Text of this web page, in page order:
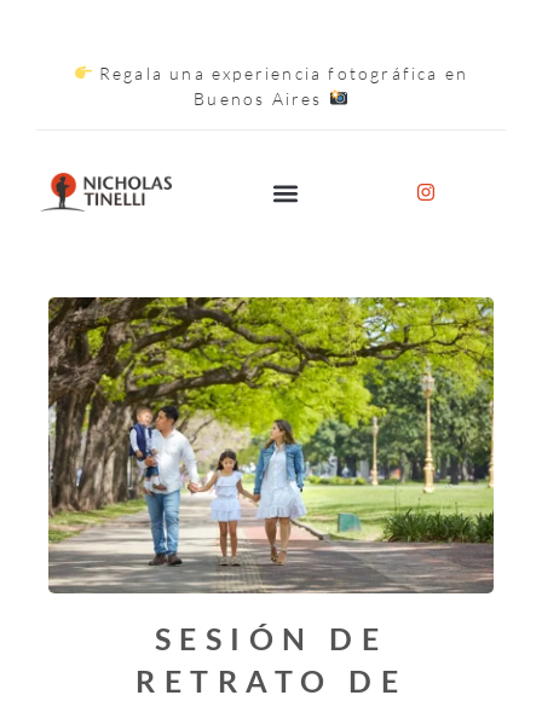
Regala una experiencia fotográfica en
Buenos Aires
SESIÓN DE
RETRATO DE